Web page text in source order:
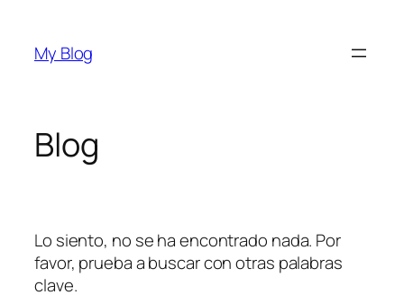
contenido
My Blog
Blog
Lo siento, no se ha encontrado nada. Por
favor, prueba a buscar con otras palabras
clave.